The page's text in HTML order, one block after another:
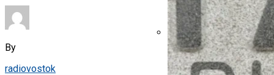
AMD Отложила Запуск
Указ Трампа Отводит
By
radiovostok